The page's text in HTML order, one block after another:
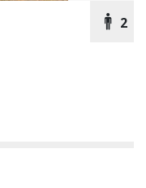
2